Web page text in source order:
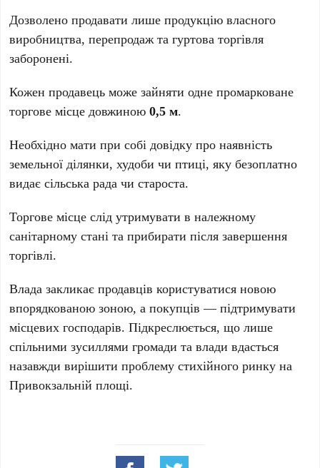
Дозволено продавати лише продукцію власного
виробництва, перепродаж та гуртова торгівля
заборонені.
Кожен продавець може зайняти одне промарковане
торгове місце довжиною0,5 м.
Необхідно мати при собі довідку про наявність
земельної ділянки, худоби чи птиці, яку безоплатно
видає сільська рада чи староста.
Торгове місце слід утримувати в належному
санітарному стані та прибирати після завершення
торгівлі.
Влада закликає продавців користуватися новою
впорядкованою зоною, а покупців — підтримувати
місцевих господарів. Підкреслюється, що лише
спільними зусиллями громади та влади вдасться
назавжди вирішити проблему стихійного ринку на
Привокзальній площі.